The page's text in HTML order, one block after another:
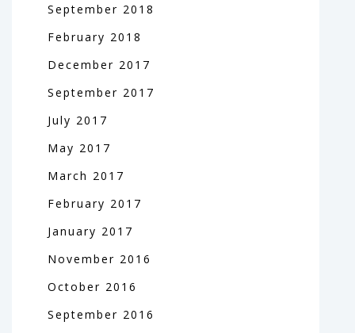
September 2018
February 2018
December 2017
September 2017
July 2017
May 2017
March 2017
February 2017
January 2017
November 2016
October 2016
September 2016